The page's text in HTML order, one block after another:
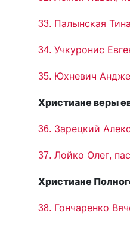
33. Палынская
34. Учкуронис
35. Юхневич
Христиане веры
36. Зарецкий
37. Лойко Олег,
Христиане
38. Гончаренко